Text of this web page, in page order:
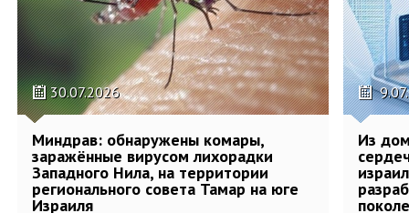
30.07.2026
Миндрав: обнаружены комары,
заражённые вирусом лихорадки
Западного Нила, на территории
регионального совета Тамар на юге
Израиля
Из